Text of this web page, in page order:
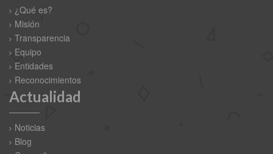
¿Qué es?
Misión
Transparencia
Equipo
Entidades
Reconocimientos
Actualidad
Noticias
Blog